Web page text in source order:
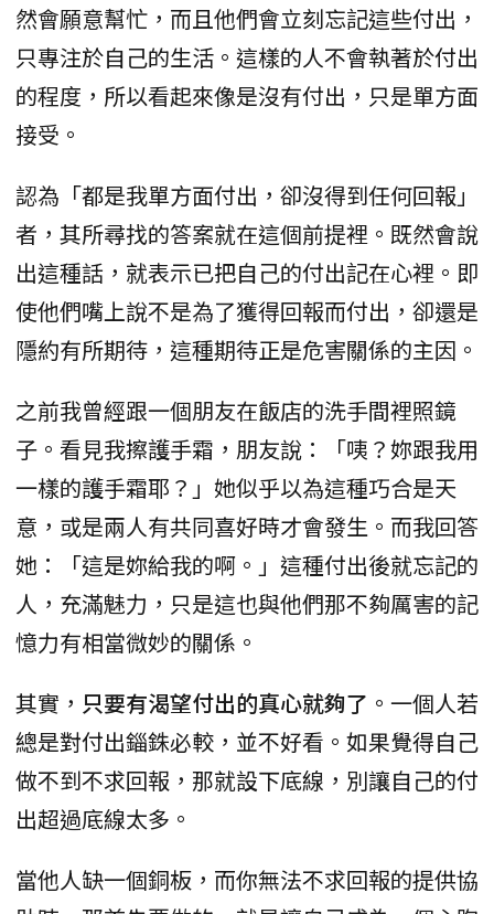
然會願意幫忙，而且他們會立刻忘記這些付出，
只專注於自己的生活。這樣的人不會執著於付出
的程度，所以看起來像是沒有付出，只是單方面
接受。
認為「都是我單方面付出，卻沒得到任何回報」
者，其所尋找的答案就在這個前提裡。既然會說
出這種話，就表示已把自己的付出記在心裡。即
使他們嘴上說不是為了獲得回報而付出，卻還是
隱約有所期待，這種期待正是危害關係的主因。
之前我曾經跟一個朋友在飯店的洗手間裡照鏡
子。看見我擦護手霜，朋友說：「咦？妳跟我用
一樣的護手霜耶？」她似乎以為這種巧合是天
意，或是兩人有共同喜好時才會發生。而我回答
她：「這是妳給我的啊。」這種付出後就忘記的
人，充滿魅力，只是這也與他們那不夠厲害的記
憶力有相當微妙的關係。
其實， 只要有渴望付出的真心就夠了 。一個人若
總是對付出錙銖必較，並不好看。如果覺得自己
做不到不求回報，那就設下底線，別讓自己的付
出超過底線太多。
當他人缺一個銅板，而你無法不求回報的提供協